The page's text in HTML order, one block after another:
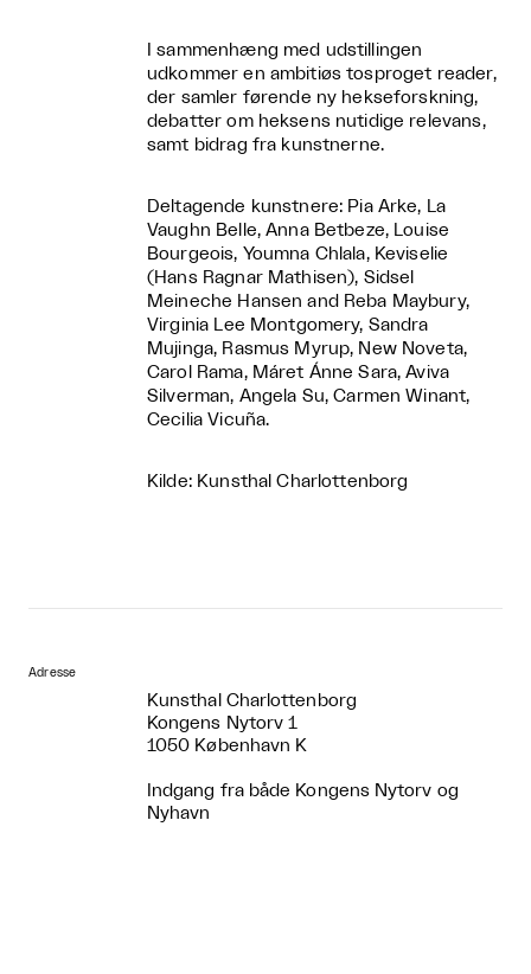
I sammenhæng med udstillingen
udkommer en ambitiøs tosproget reader,
der samler førende ny hekseforskning,
debatter om heksens nutidige relevans,
samt bidrag fra kunstnerne.
Deltagende kunstnere: Pia Arke, La
Vaughn Belle, Anna Betbeze, Louise
Bourgeois, Youmna Chlala, Keviselie
(Hans Ragnar Mathisen), Sidsel
Meineche Hansen and Reba Maybury,
Virginia Lee Montgomery, Sandra
Mujinga, Rasmus Myrup, New Noveta,
Carol Rama, Máret Ánne Sara, Aviva
Silverman, Angela Su, Carmen Winant,
Cecilia Vicuña.
Kilde: Kunsthal Charlottenborg
Adresse
Kunsthal Charlottenborg
Kongens Nytorv 1
1050 København K
Indgang fra både Kongens Nytorv og
Nyhavn